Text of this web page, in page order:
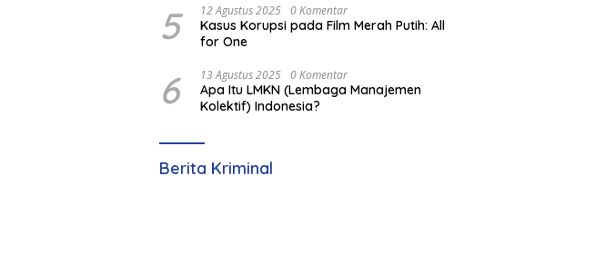
5 12 Agustus 2025 0 Komentar
Kasus Korupsi pada Film Merah Putih: All
for One
6 13 Agustus 2025 0 Komentar
Apa Itu LMKN (Lembaga Manajemen
Kolektif) Indonesia?
Berita Kriminal